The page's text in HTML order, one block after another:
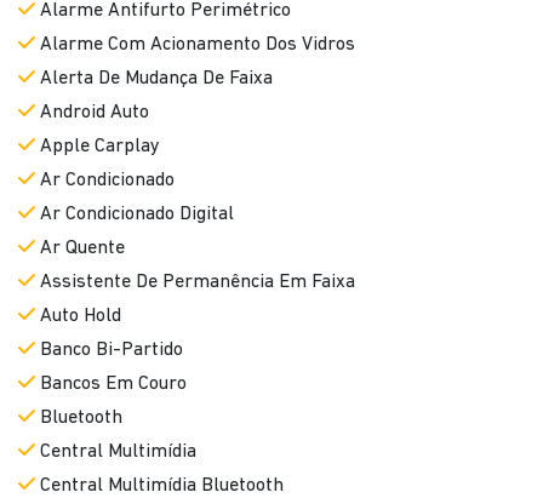
Alarme Antifurto Perimétrico
Alarme Com Acionamento Dos Vidros
Alerta De Mudança De Faixa
Android Auto
Apple Carplay
Ar Condicionado
Ar Condicionado Digital
Ar Quente
Assistente De Permanência Em Faixa
Auto Hold
Banco Bi-Partido
Bancos Em Couro
Bluetooth
Central Multimídia
Central Multimídia Bluetooth